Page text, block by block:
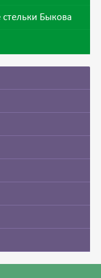
Быкова